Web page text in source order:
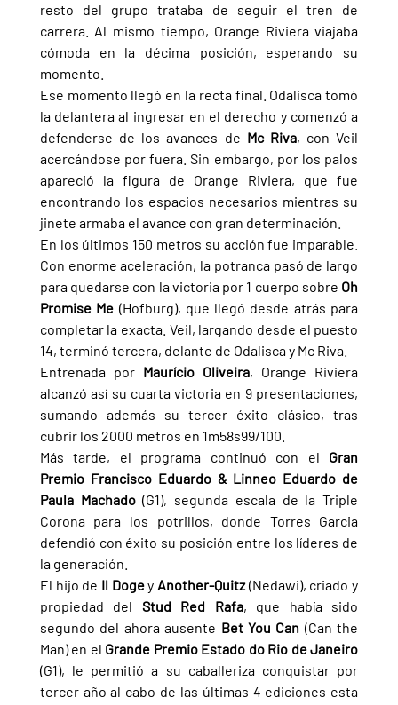
resto del grupo trataba de seguir el tren de
carrera. Al mismo tiempo, Orange Riviera viajaba
cómoda en la décima posición, esperando su
momento.
Ese momento llegó en la recta final. Odalisca tomó
la delantera al ingresar en el derecho y comenzó a
defenderse de los avances de Mc Riva, con Veil
acercándose por fuera. Sin embargo, por los palos
apareció la figura de Orange Riviera, que fue
encontrando los espacios necesarios mientras su
jinete armaba el avance con gran determinación.
En los últimos 150 metros su acción fue imparable.
Con enorme aceleración, la potranca pasó de largo
para quedarse con la victoria por 1 cuerpo sobre Oh
Promise Me (Hofburg), que llegó desde atrás para
completar la exacta. Veil, largando desde el puesto
14, terminó tercera, delante de Odalisca y Mc Riva.
Entrenada por Maurício Oliveira, Orange Riviera
alcanzó así su cuarta victoria en 9 presentaciones,
sumando además su tercer éxito clásico, tras
cubrir los 2000 metros en 1m58s99/100.
Más tarde, el programa continuó con el Gran
Premio Francisco Eduardo & Linneo Eduardo de
Paula Machado (G1), segunda escala de la Triple
Corona para los potrillos, donde Torres Garcia
defendió con éxito su posición entre los líderes de
la generación.
El hijo de Il Doge y Another-Quitz (Nedawi), criado y
propiedad del Stud Red Rafa, que había sido
segundo del ahora ausente Bet You Can (Can the
Man) en el
(G1), le permitió a su caballeriza conquistar por
tercer año al cabo de las últimas 4 ediciones esta